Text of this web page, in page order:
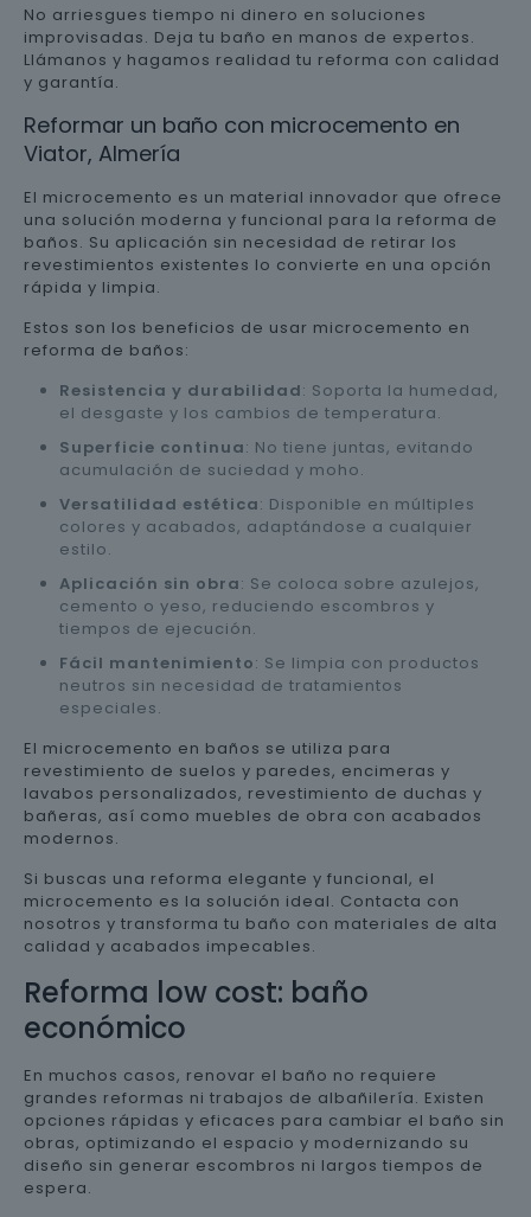
No arriesgues tiempo ni dinero en soluciones
improvisadas. Deja tu baño en manos de expertos.
Llámanos y hagamos realidad tu reforma con calidad
y garantía.
Reformar un baño con microcemento en
Viator, Almería
El microcemento es un material innovador que ofrece
una solución moderna y funcional para la reforma de
baños. Su aplicación sin necesidad de retirar los
revestimientos existentes lo convierte en una opción
rápida y limpia.
Estos son los beneficios de usar microcemento en
reforma de baños:
Resistencia y durabilidad: Soporta la humedad,
el desgaste y los cambios de temperatura.
Superficie continua: No tiene juntas, evitando
acumulación de suciedad y moho.
Versatilidad estética: Disponible en múltiples
colores y acabados, adaptándose a cualquier
estilo.
Aplicación sin obra: Se coloca sobre azulejos,
cemento o yeso, reduciendo escombros y
tiempos de ejecución.
Fácil mantenimiento: Se limpia con productos
neutros sin necesidad de tratamientos
especiales.
El microcemento en baños se utiliza para
revestimiento de suelos y paredes, encimeras y
lavabos personalizados, revestimiento de duchas y
bañeras, así como muebles de obra con acabados
modernos.
Si buscas una reforma elegante y funcional, el
microcemento es la solución ideal. Contacta con
nosotros y transforma tu baño con materiales de alta
calidad y acabados impecables.
Reforma low cost: baño
económico
En muchos casos, renovar el baño no requiere
grandes reformas ni trabajos de albañilería. Existen
opciones rápidas y eficaces para cambiar el baño sin
obras, optimizando el espacio y modernizando su
diseño sin generar escombros ni largos tiempos de
espera.